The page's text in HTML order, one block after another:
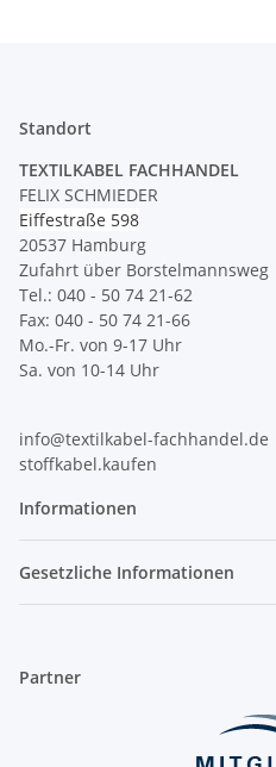
Standort
TEXTILKABEL FACHHANDEL
FELIX SCHMIEDER
Eiffestraße 598
20537 Hamburg
Zufahrt über Borstelmannsweg
Tel.: 040 - 50 74 21-62
Fax: 040 - 50 74 21-66
Mo.-Fr. von 9-17 Uhr
Sa. von 10-14 Uhr
info@textilkabel-fachhandel.de
stoffkabel.kaufen
Informationen
Gesetzliche Informationen
Partner